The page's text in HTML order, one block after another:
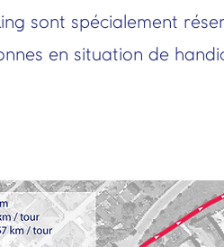
sont spécialement
en situation de